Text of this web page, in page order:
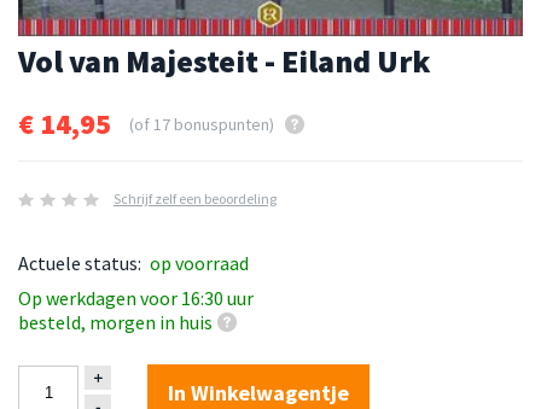
Vol van Majesteit - Eiland Urk
€ 14,95 (of 17 bonuspunten)
Schrijf zelf een beoordeling
Actuele status: op voorraad
Op werkdagen voor 16:30 uur
besteld, morgen in huis
In Winkelwagentje